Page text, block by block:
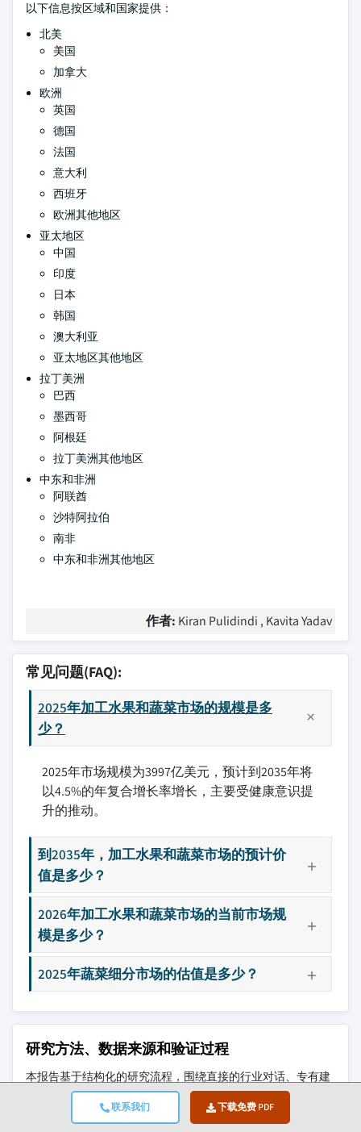
联系我们 下载免费 PDF
以下信息按区域和国家提供：
北美
美国
加拿大
欧洲
英国
德国
法国
意大利
西班牙
欧洲其他地区
亚太地区
中国
印度
日本
韩国
澳大利亚
亚太地区其他地区
拉丁美洲
巴西
墨西哥
阿根廷
拉丁美洲其他地区
中东和非洲
阿联酋
沙特阿拉伯
南非
中东和非洲其他地区
作者: Kiran Pulidindi , Kavita Yadav
常见问题(FAQ):
2025年加工水果和蔬菜市场的规模是多
少？
2025年市场规模为3997亿美元，预计到2035年将
以4.5%的年复合增长率增长，主要受健康意识提
升的推动。
到2035年，加工水果和蔬菜市场的预计价
值是多少？
2026年加工水果和蔬菜市场的当前市场规
模是多少？
2025年蔬菜细分市场的估值是多少？
研究方法、数据来源和验证过程
本报告基于结构化的研究流程，围绕直接的行业对话、专有建
模和严格的交叉验证构建，而不仅仅是桌面研究。